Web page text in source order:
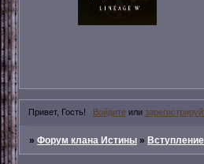
Привет, Гость! Войдитеили
»Форум клана Истины »